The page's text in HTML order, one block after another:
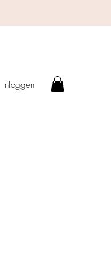
Inloggen